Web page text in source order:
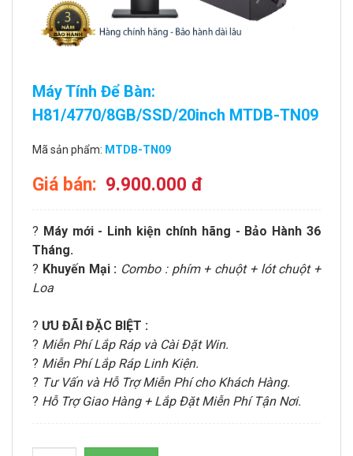
Máy Tính Để Bàn:
H81/4770/8GB/SSD/20inch MTDB-TN09
Mã sản phẩm: MTDB-TN09
Giá bán: 9.900.000 đ
? Máy mới - Linh kiện chính hãng - Bảo Hành 36
Tháng.
? Khuyến Mại : Combo : phím + chuột + lót chuột +
Loa
? ƯU ĐÃI ĐẶC BIỆT :
? Miễn Phí Lắp Ráp và Cài Đặt Win.
? Miễn Phí Lắp Ráp Linh Kiện.
? Tư Vấn và Hỗ Trợ Miễn Phí cho Khách Hàng.
? Hỗ Trợ Giao Hàng + Lắp Đặt Miễn Phí Tận Nơi.